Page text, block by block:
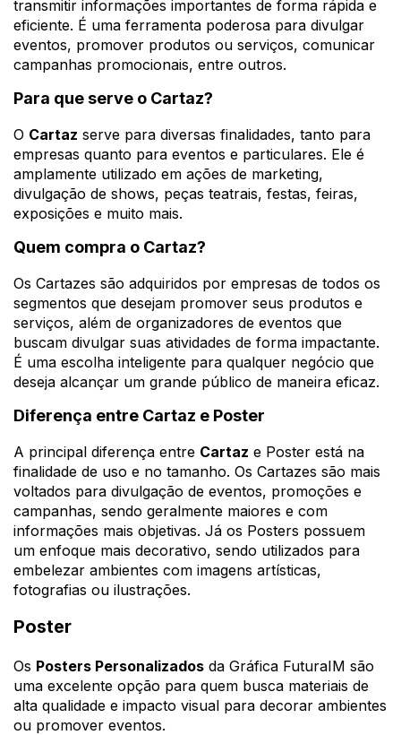
transmitir informações importantes de forma rápida e
eficiente. É uma ferramenta poderosa para divulgar
eventos, promover produtos ou serviços, comunicar
campanhas promocionais, entre outros.
Para que serve o Cartaz?
O Cartaz serve para diversas finalidades, tanto para
empresas quanto para eventos e particulares. Ele é
amplamente utilizado em ações de marketing,
divulgação de shows, peças teatrais, festas, feiras,
exposições e muito mais.
Quem compra o Cartaz?
Os Cartazes são adquiridos por empresas de todos os
segmentos que desejam promover seus produtos e
serviços, além de organizadores de eventos que
buscam divulgar suas atividades de forma impactante.
É uma escolha inteligente para qualquer negócio que
deseja alcançar um grande público de maneira eficaz.
Diferença entre Cartaz e Poster
A principal diferença entre Cartaz e Poster está na
finalidade de uso e no tamanho. Os Cartazes são mais
voltados para divulgação de eventos, promoções e
campanhas, sendo geralmente maiores e com
informações mais objetivas. Já os Posters possuem
um enfoque mais decorativo, sendo utilizados para
embelezar ambientes com imagens artísticas,
fotografias ou ilustrações.
Poster
Os Posters Personalizados da Gráfica FuturaIM são
uma excelente opção para quem busca materiais de
alta qualidade e impacto visual para decorar ambientes
ou promover eventos.